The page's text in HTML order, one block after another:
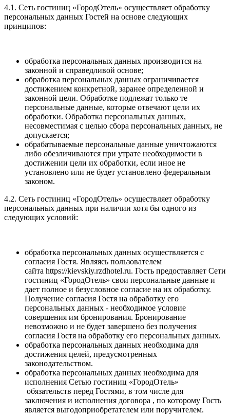
4.1. Сеть гостиниц «ГородОтель» осуществляет обработку
персональных данных Гостей на основе следующих
принципов:
обработка персональных данных производится на
законной и справедливой основе;
обработка персональных данных ограничивается
достижением конкретной, заранее определенной и
законной цели. Обработке подлежат только те
персональные данные, которые отвечают цели их
обработки. Обработка персональных данных,
несовместимая с целью сбора персональных данных, не
допускается;
обрабатываемые персональные данные уничтожаются
либо обезличиваются при утрате необходимости в
достижении цели их обработки, если иное не
установлено или не будет установлено федеральным
законом.
4.2. Сеть гостиниц «ГородОтель» осуществляет обработку
персональных данных при наличии хотя бы одного из
следующих условий:
обработка персональных данных осуществляется с
согласия Гостя. Являясь пользователем
сайта https://kievskiy.rzdhotel.ru. Гость предоставляет Сети
гостиниц «ГородОтель» свои персональные данные и
дает полное и безусловное согласие на их обработку.
Получение согласия Гостя на обработку его
персональных данных - необходимое условие
совершения им бронирования. Бронирование
невозможно и не будет завершено без получения
согласия Гостя на обработку его персональных данных.
обработка персональных данных необходима для
достижения целей, предусмотренных
законодательством.
обработка персональных данных необходима для
исполнения Сетью гостиниц «ГородОтель»
обязательств перед Гостями, в том числе для
заключения и исполнения договора , по которому Гость
является выгодоприобретателем или поручителем.